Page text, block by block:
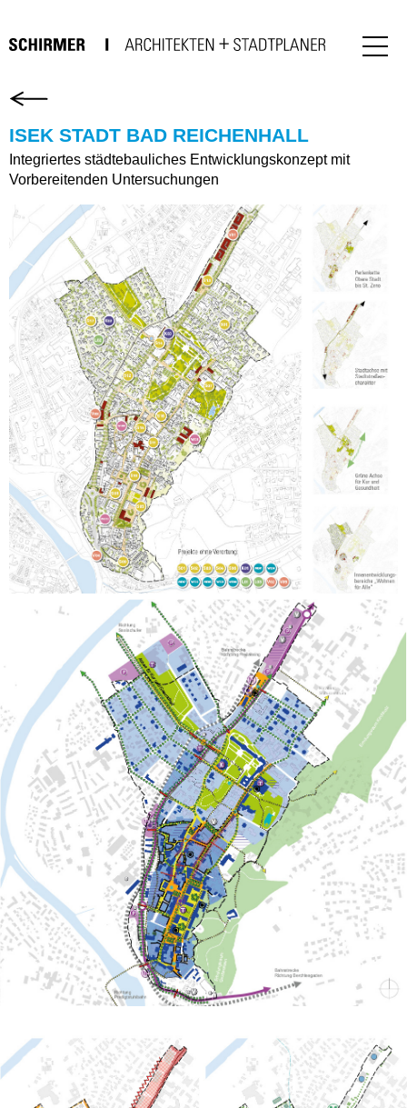
ISEK STADT BAD REICHENHALL
Integriertes städtebauliches Entwicklungskonzept mit
Vorbereitenden Untersuchungen